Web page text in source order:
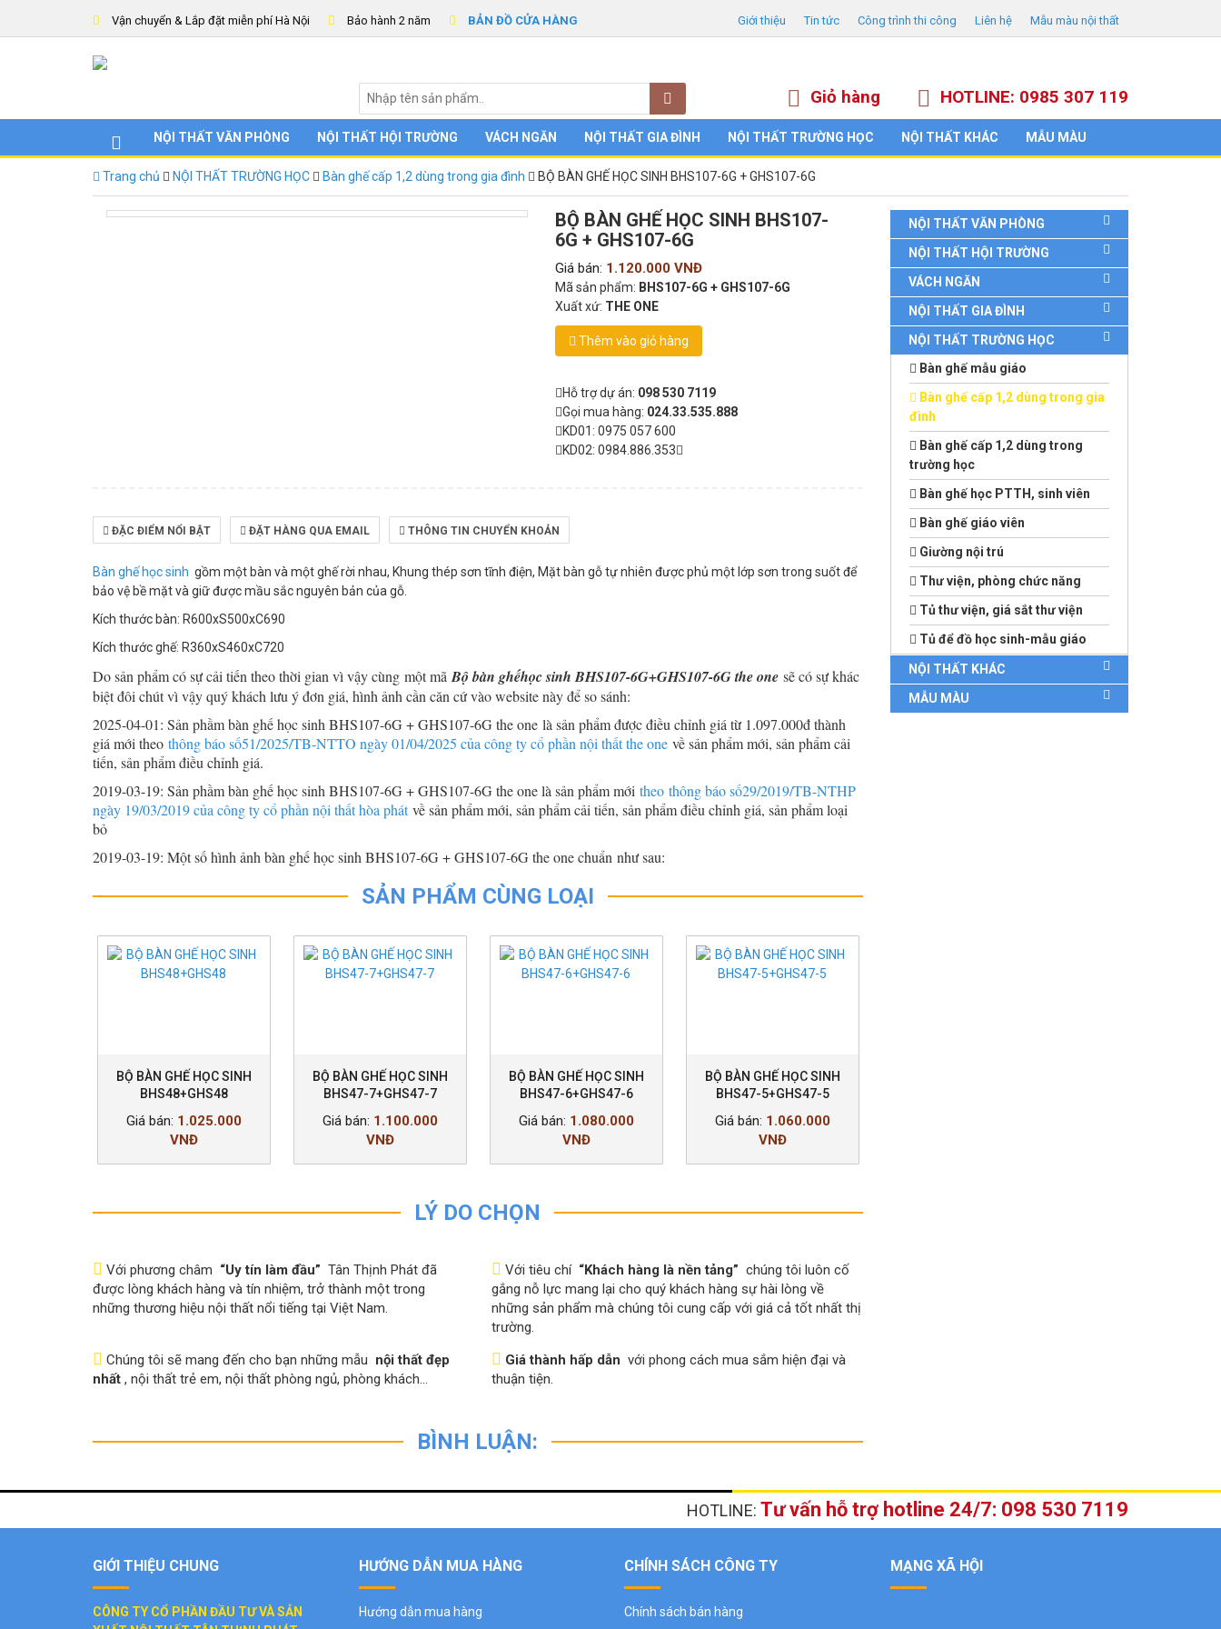
Vận chuyển & Lắp đặt miễn phí Hà Nội Bảo hành 2 năm BẢN ĐỒ CỬA HÀNG Giới thiệu Tin tức Công trình thi công Liên hệ Mẫu màu nội thất
Giỏ hàng HOTLINE: 0985 307 119
NỘI THẤT VĂN PHÒNG NỘI THẤT HỘI TRƯỜNG VÁCH NGĂN NỘI THẤT GIA ĐÌNH NỘI THẤT TRƯỜNG HỌC NỘI THẤT KHÁC MẪU MÀU
Trang chủ NỘI THẤT TRƯỜNG HỌC Bàn ghế cấp 1,2 dùng trong gia đình BỘ BÀN GHẾ HỌC SINH BHS107-6G + GHS107-6G
BỘ BÀN GHẾ HỌC SINH BHS107-
6G + GHS107-6G
Giá bán: 1.120.000 VNĐ
Mã sản phẩm: BHS107-6G + GHS107-6G
Xuất xứ: THE ONE
Thêm vào giỏ hàng
Hỗ trợ dự án: 098 530 7119
Gọi mua hàng: 024.33.535.888
KD01: 0975 057 600
KD02: 0984.886.353
ĐẶC ĐIỂM NỔI BẬT ĐẶT HÀNG QUA EMAIL THÔNG TIN CHUYỂN KHOẢN
Bàn ghế học sinh gồm một bàn và một ghế rời nhau, Khung thép sơn tĩnh điện, Mặt bàn gỗ tự nhiên được phủ một lớp sơn trong suốt để
bảo vệ bề mặt và giữ được mầu sắc nguyên bản của gỗ.
Kích thước bàn: R600xS500xC690
Kích thước ghế: R360xS460xC720
Do sản phẩm có sự cải tiến theo thời gian vì vậy cùng một mã Bộ bàn ghếhọc sinh BHS107-6G+GHS107-6G the one sẽ có sự khác
biệt đôi chút vì vậy quý khách lưu ý đơn giá, hình ảnh cần căn cứ vào website này để so sánh:
2025-04-01: Sản phầm bàn ghế học sinh BHS107-6G + GHS107-6G the one là sản phẩm được điều chỉnh giá từ 1.097.000đ thành
giá mới theo thông báo số51/2025/TB-NTTO ngày 01/04/2025 của công ty cổ phần nội thất the one về sản phẩm mới, sản phẩm cải
tiến, sản phẩm điều chỉnh giá.
2019-03-19: Sản phầm bàn ghế học sinh BHS107-6G + GHS107-6G the one là sản phẩm mới theo thông báo số29/2019/TB-NTHP
ngày 19/03/2019 của công ty cổ phần nội thất hòa phátvề sản phẩm mới, sản phẩm cải tiến, sản phẩm điều chỉnh giá, sản phẩm loại
bỏ
2019-03-19: Một số hình ảnh bàn ghế học sinh BHS107-6G + GHS107-6G the one chuẩn như sau:
SẢN PHẨM CÙNG LOẠI
BỘ BÀN GHẾ HỌC SINH
BHS48+GHS48
Giá bán: 1.025.000
VNĐ
BỘ BÀN GHẾ HỌC SINH
BHS47-7+GHS47-7
Giá bán: 1.100.000
VNĐ
BỘ BÀN GHẾ HỌC SINH
BHS47-6+GHS47-6
Giá bán: 1.080.000
VNĐ
BỘ BÀN GHẾ HỌC SINH
BHS47-5+GHS47-5
Giá bán: 1.060.000
VNĐ
LÝ DO CHỌN
Với phương châm “Uy tín làm đầu” Tân Thịnh Phát đã
được lòng khách hàng và tín nhiệm, trở thành một trong
những thương hiệu nội thất nổi tiếng tại Việt Nam.
Với tiêu chí “Khách hàng là nền tảng” chúng tôi luôn cố
gắng nỗ lực mang lại cho quý khách hàng sự hài lòng về
những sản phẩm mà chúng tôi cung cấp với giá cả tốt nhất thị
trường.
Chúng tôi sẽ mang đến cho bạn những mẫu nội thất đẹp
nhất , nội thất trẻ em, nội thất phòng ngủ, phòng khách…
Giá thành hấp dẫn với phong cách mua sắm hiện đại và
thuận tiện.
BÌNH LUẬN:
NỘI THẤT VĂN PHÒNG
NỘI THẤT HỘI TRƯỜNG
VÁCH NGĂN
NỘI THẤT GIA ĐÌNH
NỘI THẤT TRƯỜNG HỌC
Bàn ghế mẫu giáo
Bàn ghế cấp 1,2 dùng trong gia
đình
Bàn ghế cấp 1,2 dùng trong
trường học
Bàn ghế học PTTH, sinh viên
Bàn ghế giáo viên
Giường nội trú
Thư viện, phòng chức năng
Tủ thư viện, giá sắt thư viện
Tủ để đồ học sinh-mẫu giáo
NỘI THẤT KHÁC
MẪU MÀU
HOTLINE: Tư vấn hỗ trợ hotline 24/7: 098 530 7119
GIỚI THIỆU CHUNG
CÔNG TY CỔ PHẦN ĐẦU TƯ VÀ SẢN
HƯỚNG DẪN MUA HÀNG
Hướng dẫn mua hàng
CHÍNH SÁCH CÔNG TY
Chính sách bán hàng
MẠNG XÃ HỘI